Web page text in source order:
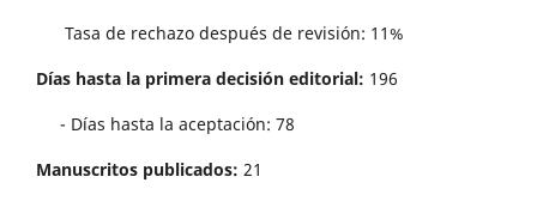
Tasa de rechazo después de revisión: 11%
Días hasta la primera decisión editorial: 196
- Días hasta la aceptación: 78
Manuscritos publicados: 21